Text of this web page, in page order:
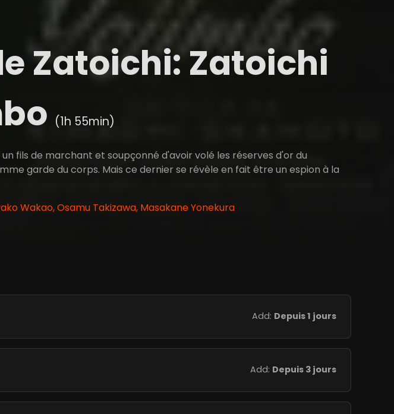
Zatoichi: Zatoichi
(1h 55min)
fils de marchant et soupçonné d'avoir volé les réserves d'or du
garde du corps. Mais ce dernier se révèle en fait être un espion à la
Wakao, Osamu Takizawa, Masakane Yonekura
Add: Depuis 1 jours
Add: Depuis 3 jours